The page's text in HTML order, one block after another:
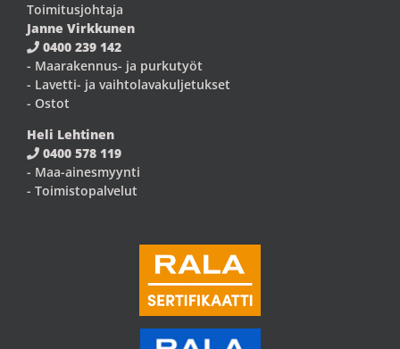
Toimitusjohtaja
Janne Virkkunen
0400 239 142
- Maarakennus- ja purkutyöt
- Lavetti- ja vaihtolavakuljetukset
- Ostot
Heli Lehtinen
0400 578 119
- Maa-ainesmyynti
- Toimistopalvelut